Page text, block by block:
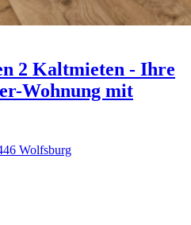
2 Kaltmieten - Ihre
Wohnung mit
Wolfsburg